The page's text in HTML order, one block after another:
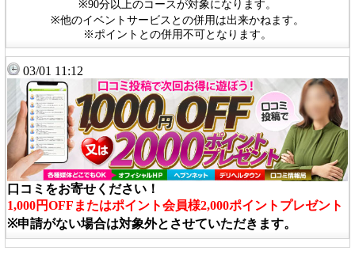
※90分以上のコースが対象になります。
※他のイベントサービスとの併用は出来かねます。
※ポイントとの併用不可となります。
03/01 11:12
口コミをお寄せください！
1,000円OFFまたはポイント会員様2,000ポイントプレゼント
※申請がない場合は対象外とさせていただきます。